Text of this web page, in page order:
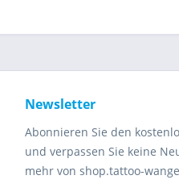
Newsletter
Abonnieren Sie den
und verpassen Sie keine
mehr von shop.tattoo-